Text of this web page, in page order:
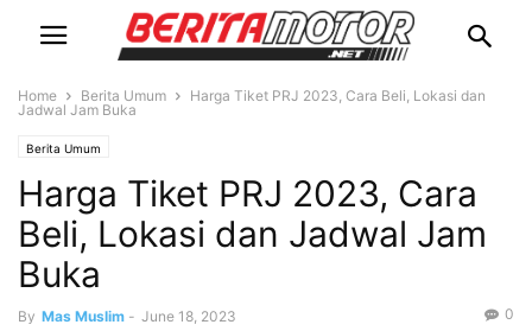
Home Berita Umum
Harga Tiket PRJ 2023, Cara Beli, Lokasi dan
Jadwal Jam Buka
Berita Umum
Harga Tiket PRJ 2023, Cara
Beli, Lokasi dan Jadwal Jam
Buka
By Mas Muslim - June 18, 2023 0